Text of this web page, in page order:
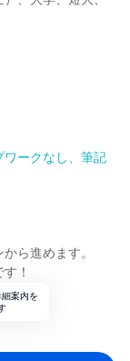
ワークなし、筆記
ら進めます。
！
案内を